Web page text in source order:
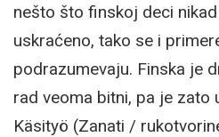
nešto što finskoj deci
uskraćeno, tako se i
podrazumevaju. Finska je
rad veoma bitni, pa je zato
Käsityö (Zanati /